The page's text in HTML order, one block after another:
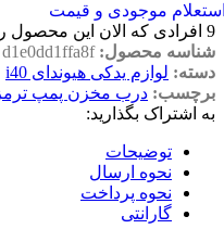
موجودی و قیمت
9 افرادی که الان این محصول
شناسه محصول:d1e0dd1ffa8f
دسته: لوازم یدکی هیوندای i40
برچسب: درب مخزن پمپ
به اشتراک بگذارید:
توضیحات
نحوه ارسال
نحوه پرداخت
گارانتی